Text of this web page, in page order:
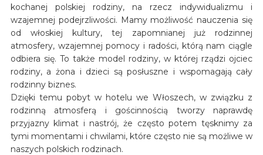
kochanej polskiej rodziny, na rzecz indywidualizmu i
wzajemnej podejrzliwości. Mamy możliwość nauczenia się
od włoskiej kultury, tej zapomnianej już rodzinnej
atmosfery, wzajemnej pomocy i radości, którą nam ciągle
odbiera się. To także model rodziny, w której rządzi ojciec
rodziny, a żona i dzieci są posłuszne i wspomagają cały
rodzinny biznes.
Dzięki temu pobyt w hotelu we Włoszech, w związku z
rodzinną atmosferą i gościnnością tworzy naprawdę
przyjazny klimat i nastrój, że często potem tęsknimy za
tymi momentami i chwilami, które często nie są możliwe w
naszych polskich rodzinach.